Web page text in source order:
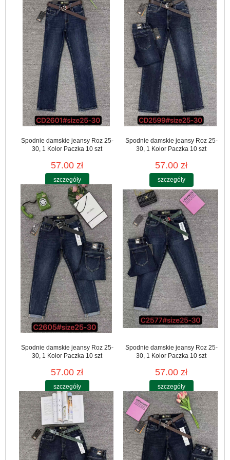
Spodnie damskie jeansy Roz 25-
30, 1 Kolor Paczka 10 szt
57.00 zł
szczegóły
Spodnie damskie jeansy Roz 25-
30, 1 Kolor Paczka 10 szt
57.00 zł
szczegóły
Spodnie damskie jeansy Roz 25-
30, 1 Kolor Paczka 10 szt
57.00 zł
szczegóły
Spodnie damskie jeansy Roz 25-
30, 1 Kolor Paczka 10 szt
57.00 zł
szczegóły